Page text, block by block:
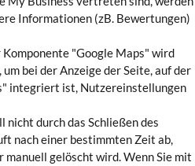
Informationen (zB. Bewertungen)
"Google Maps" wird
bei der Anzeige der Seite, auf der
integriert ist, Nutzereinstellungen
nicht durch das Schließen des
nach einer bestimmten Zeit ab,
gelöscht wird. Wenn Sie mit